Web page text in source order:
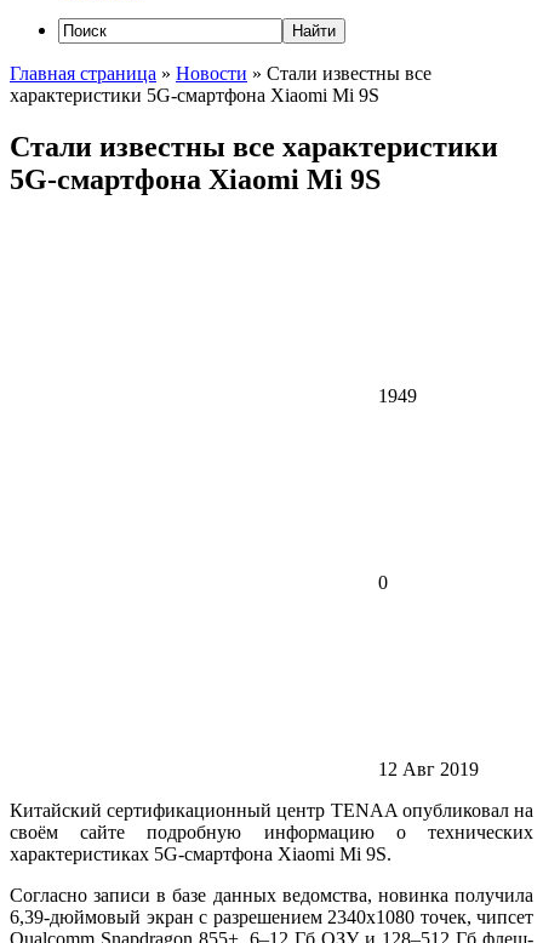
Главная страница » Новости » Стали известны все
характеристики 5G-смартфона Xiaomi Mi 9S
Стали известны все характеристики
5G-смартфона Xiaomi Mi 9S
1949
0
12 Авг 2019
Китайский сертификационный центр TENAA опубликовал на
своём сайте подробную информацию о технических
характеристиках 5G-смартфона Xiaomi Mi 9S.
Согласно записи в базе данных ведомства, новинка получила
6,39-дюймовый экран с разрешением 2340х1080 точек, чипсет
Qualcomm Snapdragon 855+, 6–12 Гб ОЗУ и 128–512 Гб флеш-